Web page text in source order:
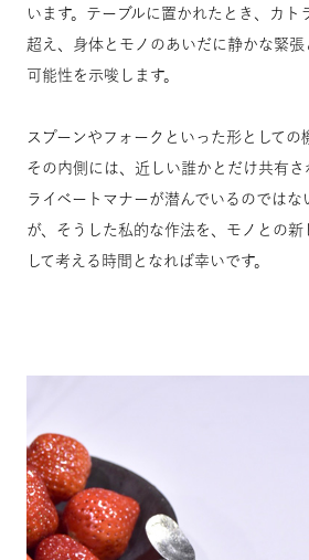
います。テーブルに置かれたとき、カト
超え、身体とモノのあいだに静かな緊
可能性を示唆します。
スプーンやフォークといった形としての
その内側には、近しい誰かとだけ共有
ライベートマナーが潜んでいるのでは
が、そうした私的な作法を、モノとの新
して考える時間となれば幸いです。